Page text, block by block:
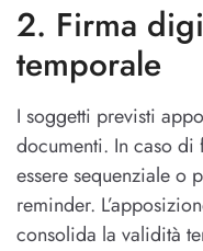
2. Firma
temporale
I soggetti previsti
documenti. In caso
essere sequenziale o
reminder.
consolida la validità